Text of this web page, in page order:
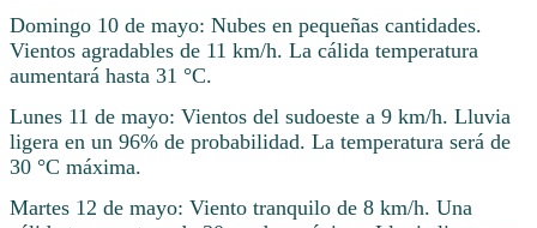
Domingo 10 de mayo: Nubes en pequeñas cantidades.
Vientos agradables de 11 km/h. La cálida temperatura
aumentará hasta 31 °C.
Lunes 11 de mayo: Vientos del sudoeste a 9 km/h. Lluvia
ligera en un 96% de probabilidad. La temperatura será de
30 °C máxima.
Martes 12 de mayo: Viento tranquilo de 8 km/h. Una